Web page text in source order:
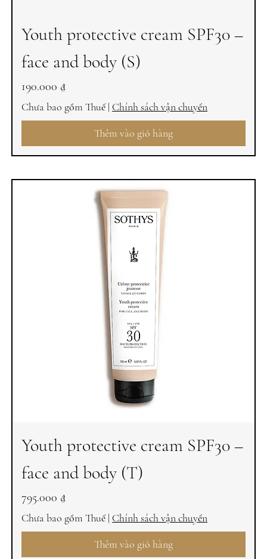
Youth protective cream SPF30 –
face and body (S)
Giá
190.000 ₫
Chưa bao gồm Thuế| Chính sách vận chuyển
Thêm vào giỏ hàng
Youth protective cream SPF30 –
face and body (T)
Giá
795.000 ₫
Chưa bao gồm Thuế| Chính sách vận chuyển
Thêm vào giỏ hàng